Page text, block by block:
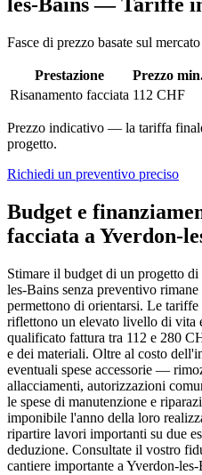
les-Bains — Tariffe
Fasce di prezzo basate sul
Prestazione Prezzo
Risanamento facciata 112 CHF
Prezzo indicativo — la tariffa
progetto.
Richiedi un preventivo preciso
Budget e
facciata a Yverdon-
Stimare il budget di un progetto
les-Bains senza preventivo
permettono di orientarsi. Le
riflettono un elevato livello di vita
qualificato fattura tra 112 e 280
e dei materiali. Oltre al costo
eventuali spese accessorie —
allacciamenti, autorizzazioni
le spese di manutenzione e
imponibile l'anno della loro
ripartire lavori importanti su due
deduzione. Consultate il vostro
cantiere importante a Yverdon-les-